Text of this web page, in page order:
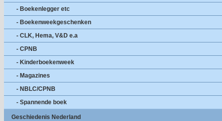
- Boekenlegger etc
- Boekenweekgeschenken
- CLK, Hema, V&D e.a
- CPNB
- Kinderboekenweek
- Magazines
- NBLC/CPNB
- Spannende boek
Geschiedenis Nederland